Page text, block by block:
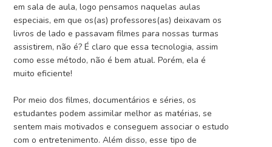
em sala de aula, logo pensamos naquelas aulas
especiais, em que os(as) professores(as) deixavam os
livros de lado e passavam filmes para nossas turmas
assistirem, não é?É claro que essa tecnologia, assim
como esse método, não é bem atual. Porém, ela é
muito eficiente!
Por meio dos filmes, documentários e séries, os
estudantes podem assimilar melhor as matérias, se
sentem mais motivados e conseguem associar o estudo
com o entretenimento.Além disso, esse tipo de